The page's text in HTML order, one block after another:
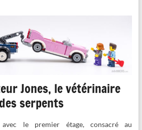
Jones, le vétérinaire
serpents
avec le premier étage, consacré au